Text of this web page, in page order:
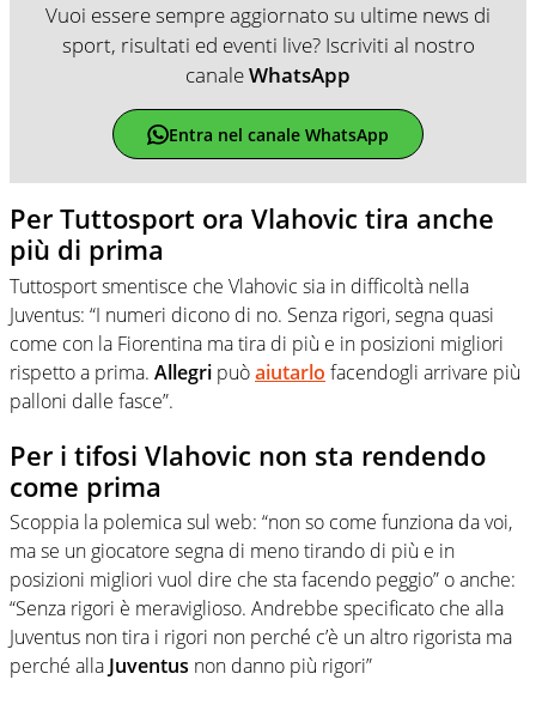
Vuoi essere sempre aggiornato su ultime news di
sport, risultati ed eventi live? Iscriviti al nostro
canaleWhatsApp
Entra nel canale WhatsApp
Per Tuttosport ora Vlahovic tira anche
più di prima
Tuttosport smentisce che Vlahovic sia in difficoltà nella
Juventus: “I numeri dicono di no. Senza rigori, segna quasi
come con la Fiorentina ma tira di più e in posizioni migliori
rispetto a prima. Allegri puòaiutarlo facendogli arrivare più
palloni dalle fasce”.
Per i tifosi Vlahovic non sta rendendo
come prima
Scoppia la polemica sul web: “non so come funziona da voi,
ma se un giocatore segna di meno tirando di più e in
posizioni migliori vuol dire che sta facendo peggio” o anche:
“Senza rigori è meraviglioso. Andrebbe specificato che alla
Juventus non tira i rigori non perché c’è un altro rigorista ma
perché alla Juventus non danno più rigori”